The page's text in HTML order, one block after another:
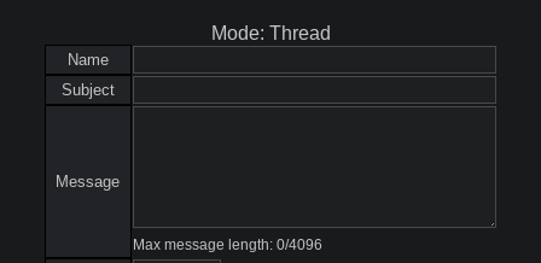
Mode: Thread
Name
Subject
Message
Max message length: 0/4096